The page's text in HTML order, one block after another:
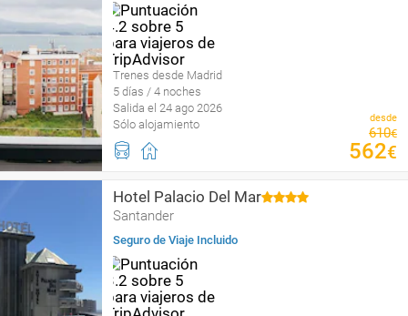
Trenes desde Madrid
5 días / 4 noches
Salida el 24 ago 2026
Sólo alojamiento
desde
610€
562€
Hotel Palacio Del Mar
Santander
Seguro de Viaje Incluido